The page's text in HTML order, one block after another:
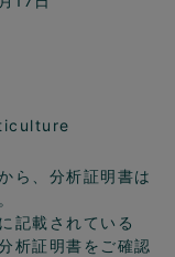
ら、分析証明書は
記載されている
析証明書をご確認